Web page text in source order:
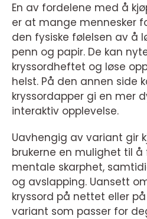
En av fordelene med å
er at mange mennesker
den fysiske følelsen av å
penn og papir. De kan
kryssordheftet og løse
helst. På den annen side
kryssordapper gi en mer
interaktiv opplevelse.
Uavhengig av variant gir
brukerne en mulighet til å
mentale skarphet,
og avslapping. Uansett
kryssord på nettet eller
variant som passer for